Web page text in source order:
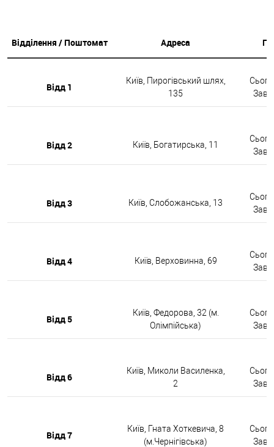
Відділення / Поштомат Адреса
Відд 1
Київ, Пирогівський шлях,
135
Відд 2 Київ, Богатирська, 11
Відд 3 Київ, Слобожанська, 13
Відд 4 Київ, Верховинна, 69
Відд 5
Київ, Федорова, 32 (м.
Олімпійська)
Відд 6
Київ, Миколи Василенка,
2
Відд 7
Київ, Гната Хоткевича, 8
(м.Чернігівська)